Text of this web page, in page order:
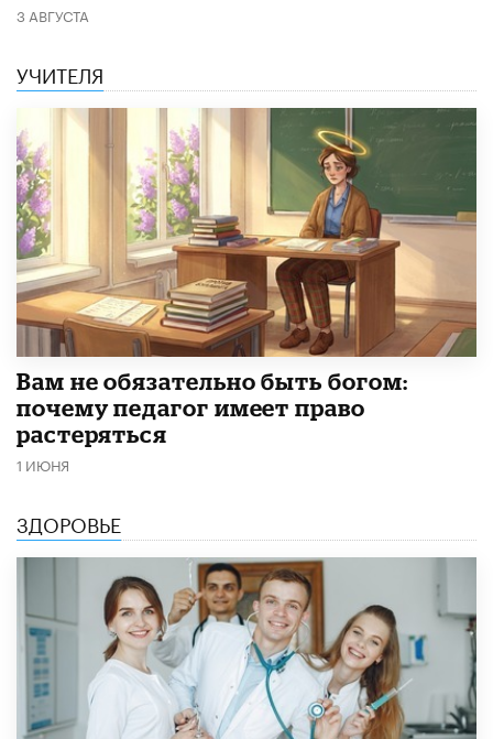
3 АВГУСТА
УЧИТЕЛЯ
​Вам не обязательно быть богом:
почему педагог имеет право
растеряться
1 ИЮНЯ
ЗДОРОВЬЕ